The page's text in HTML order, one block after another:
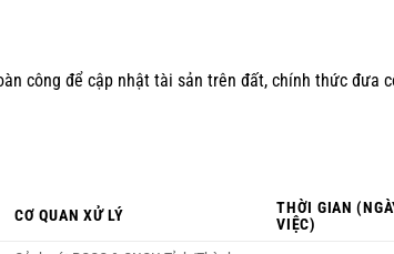
công để cập nhật tài sản trên đất, chính thức đưa
CƠ QUAN XỬ LÝ
THỜI GIAN
VIỆC)